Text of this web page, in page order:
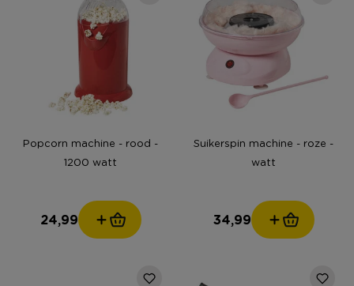
Popcorn machine - rood -
1200 watt
24,99
Suikerspin machine - roze -
watt
34,99